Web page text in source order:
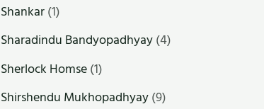
Shankar(1)
Sharadindu Bandyopadhyay(4)
Sherlock Homse(1)
Shirshendu Mukhopadhyay(9)